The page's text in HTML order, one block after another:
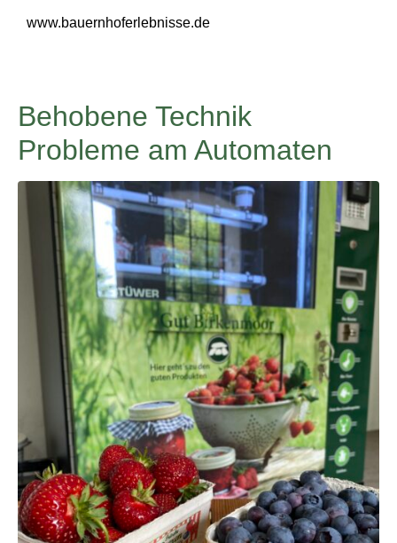
www.bauernhoferlebnisse.de
Behobene Technik
Probleme am Automaten